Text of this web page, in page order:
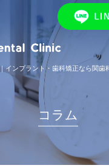
インプラント・歯科矯正なら関歯
コラム